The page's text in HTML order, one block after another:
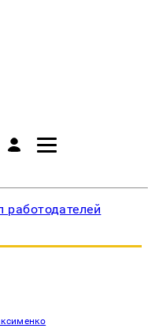
работодателей